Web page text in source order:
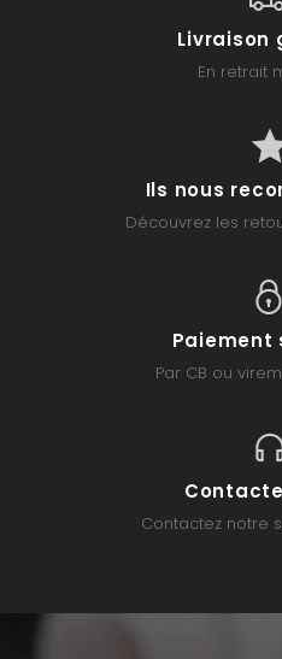
Livraison
En retrait
Ils nous
Découvrez les
Paiement
Par CB ou
Contactez notre